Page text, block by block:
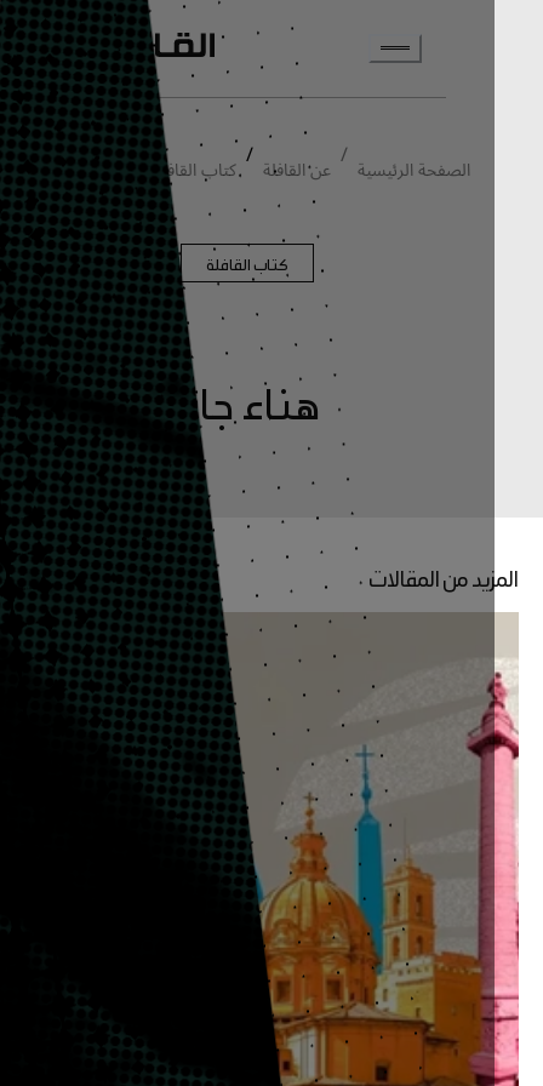
الصفحة الرئيسية / عن القافلة / كتاب القافلة / هناء جابر
كتاب القافلة
هناء جابر
من المقالات